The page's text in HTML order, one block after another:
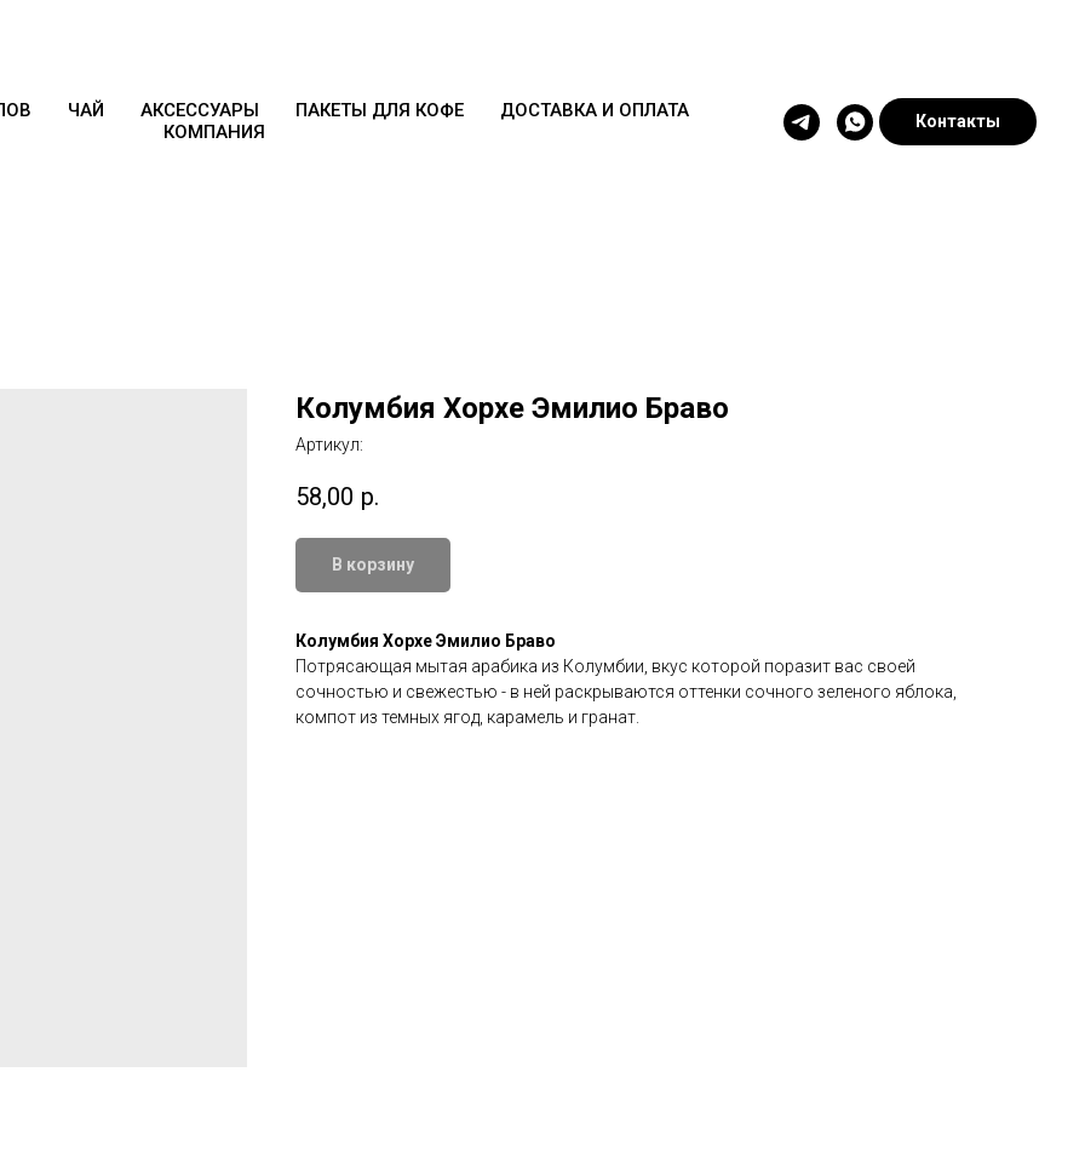
ЧАЙ АКСЕССУАРЫ ПАКЕТЫ ДЛЯ КОФЕ
ДОСТАВКА И ОПЛАТА
КОМПАНИЯ
Контакты
Колумбия Хорхе Эмилио Браво
Артикул:
58,00 р.
В корзину
Колумбия Хорхе Эмилио Браво
Потрясающая мытая арабика из Колумбии, вкус которой поразит вас своей
сочностью и свежестью - в ней раскрываются оттенки сочного зеленого яблока,
компот из темных ягод, карамель и гранат.